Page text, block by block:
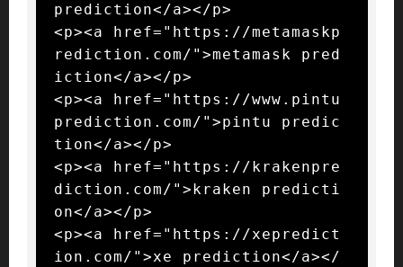
prediction</a></p>
<p><a href="https://metamaskp
rediction.com/">metamask pred
iction</a></p>
<p><a href="https://www.pintu
prediction.com/">pintu predic
tion</a></p>
<p><a href="https://krakenpre
diction.com/">kraken predicti
on</a></p>
<p><a href="https://xepredict
ion.com/">xe prediction</a></